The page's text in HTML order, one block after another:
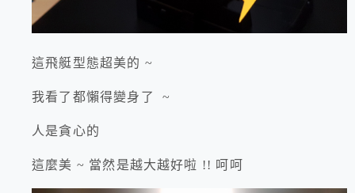
這飛艇型態超美的 ~
我看了都懶得變身了 ~
人是貪心的
這麼美 ~ 當然是越大越好啦 !! 呵呵